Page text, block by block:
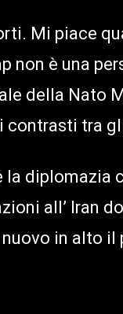
Mi piace
non è una
della Nato
contrasti tra
diplomazia
all’ Iran
in alto il